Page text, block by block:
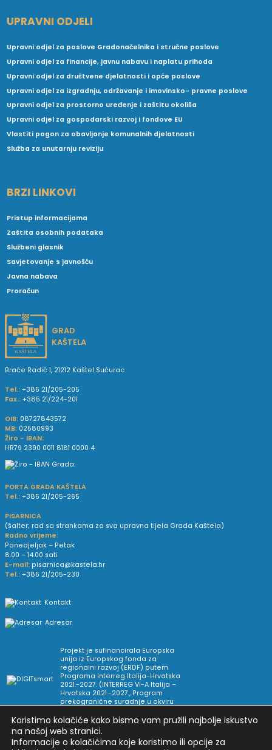
UPRAVNI ODJELI
Upravni odjel za poslove Gradonačelnika i stručne poslove
Upravni odjel za financije, javnu nabavu i naplatu prihoda
Upravni odjel za društvene djelatnosti i opće poslove
Upravni odjel za izgradnju, održavanje i imovinsko- pravne poslove
Upravni odjel za prostorno uređenje i zaštitu okoliša
Upravni odjel za gospodarski razvoj i fondove EU
Vlastiti pogon za obavljanje komunalnih djelatnosti
Služba za unutarnju reviziju
BRZI LINKOVI
Pristup informacijama
Zaštita osobnih podataka
Službeni glasnik
Savjetovanje s javnošću
Javna nabava
Proračun
GRAD
KAŠTELA
Braće Radić 1, 21212 Kaštel Sućurac
Tel.: +385 21/205-205
Fax.: +385 21/224-201
OIB: 08727843572
MB: 02580993
Žiro - IBAN:
HR79 2390 0011 8181 0000 4
PORTA GRADA KAŠTELA
Tel.: +385 21/205-265
PISARNICA
(šalter; rad sa strankama za sva upravna tijela Grada Kaštela)
Radno vrijeme:
Ponedjeljak – Petak
8.00 – 14.00 sati
E-mail: pisarnica@kastela.hr
Tel.: +385 21/205-230
Kontakt
Adresar
Projekt je sufinancirala Europska
unija iz Europskog fonda za
regionalni razvoj (ERDF) putem
Programa Interreg Italija-Hrvatska
2021.-2027. (INTERREG VI-A Italija –
Hrvatska 2021.-2027., Program
prekogranične suradnje u okviru
Arhiva novosti Uvjeti korištenja Impressum
Koristimo kolačiće kako bismo vam pružili najbolje iskustvo
na našoj web stranici.
Informacije o kolačićima koje koristimo ili opcije za